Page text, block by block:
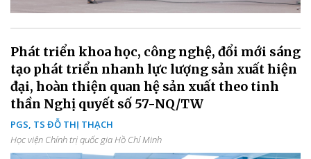
Phát triển khoa học, công nghệ, đổi mới sáng
tạo phát triển nhanh lực lượng sản xuất hiện
đại, hoàn thiện quan hệ sản xuất theo tinh
thần Nghị quyết số 57-NQ/TW
PGS, TS ĐỖ THỊ THẠCH
Học viện Chính trị quốc gia Hồ Chí Minh